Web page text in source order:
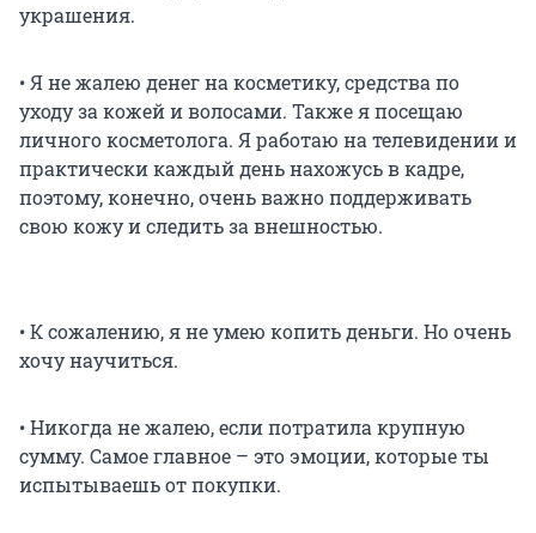
украшения.
• Я не жалею денег на косметику, средства по
уходу за кожей и волосами. Также я посещаю
личного косметолога. Я работаю на телевидении и
практически каждый день нахожусь в кадре,
поэтому, конечно, очень важно поддерживать
свою кожу и следить за внешностью.
• К сожалению, я не умею копить деньги. Но очень
хочу научиться.
• Никогда не жалею, если потратила крупную
сумму. Самое главное – это эмоции, которые ты
испытываешь от покупки.